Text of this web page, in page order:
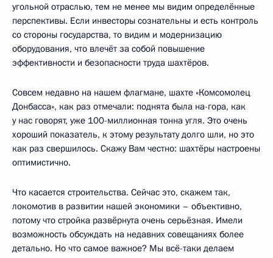
угольной отраслью, тем не менее мы видим определённые
перспективы. Если инвесторы сознательны и есть контроль
со стороны государства, то видим и модернизацию
оборудования, что влечёт за собой повышение
эффективности и безопасности труда шахтёров.
Совсем недавно на нашем флагмане, шахте «Комсомолец
Донбасса», как раз отмечали: поднята была на-гора, как
у нас говорят, уже 100-миллионная тонна угля. Это очень
хороший показатель, к этому результату долго шли, но это
как раз свершилось. Скажу Вам честно: шахтёры настроены
оптимистично.
Что касается строительства. Сейчас это, скажем так,
локомотив в развитии нашей экономики – объективно,
потому что стройка развёрнута очень серьёзная. Имели
возможность обсуждать на недавних совещаниях более
детально. Но что самое важное? Мы всё-таки делаем